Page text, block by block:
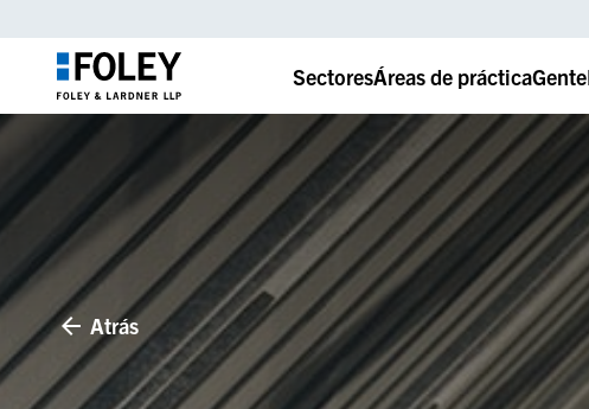
SectoresÁreas de prácticaGente
Atrás